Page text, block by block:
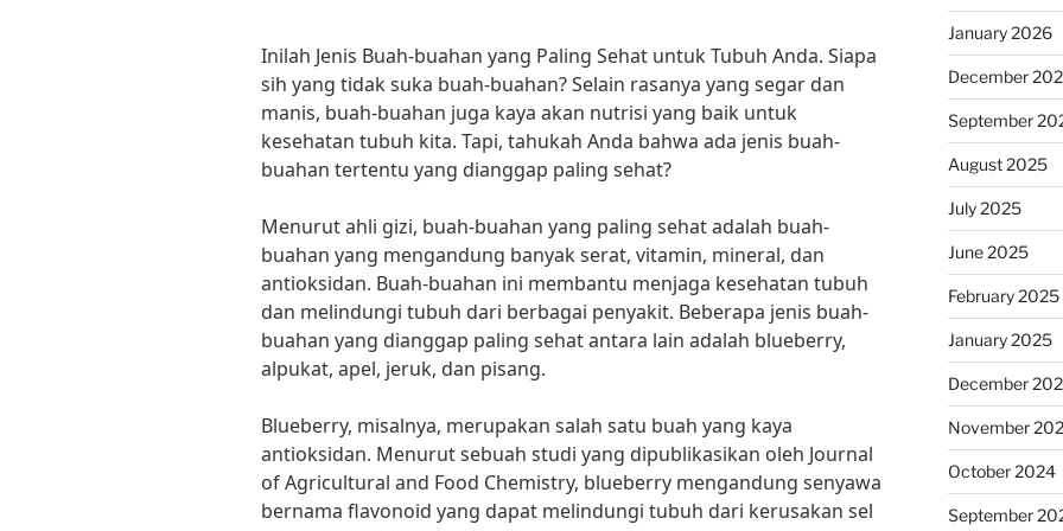
Inilah Jenis Buah-buahan yang Paling Sehat untuk Tubuh Anda. Siapa
sih yang tidak suka buah-buahan? Selain rasanya yang segar dan
manis, buah-buahan juga kaya akan nutrisi yang baik untuk
kesehatan tubuh kita. Tapi, tahukah Anda bahwa ada jenis buah-
buahan tertentu yang dianggap paling sehat?
Menurut ahli gizi, buah-buahan yang paling sehat adalah buah-
buahan yang mengandung banyak serat, vitamin, mineral, dan
antioksidan. Buah-buahan ini membantu menjaga kesehatan tubuh
dan melindungi tubuh dari berbagai penyakit. Beberapa jenis buah-
buahan yang dianggap paling sehat antara lain adalah blueberry,
alpukat, apel, jeruk, dan pisang.
Blueberry, misalnya, merupakan salah satu buah yang kaya
antioksidan. Menurut sebuah studi yang dipublikasikan oleh Journal
of Agricultural and Food Chemistry, blueberry mengandung senyawa
bernama flavonoid yang dapat melindungi tubuh dari kerusakan sel
January 2026
December
September
August 2025
July 2025
June 2025
February 2025
January 2025
December
November
October 2024
September